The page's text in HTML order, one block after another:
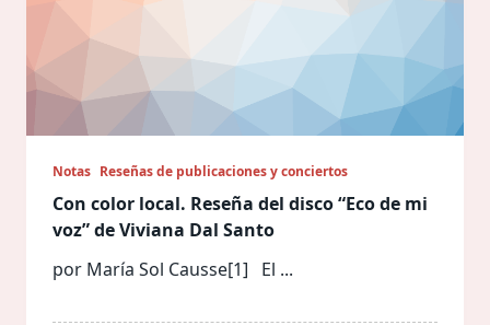
Notas Reseñas de publicaciones y conciertos
Con color local. Reseña del disco “Eco de mi
voz” de Viviana Dal Santo
por María Sol Causse[1] El ...